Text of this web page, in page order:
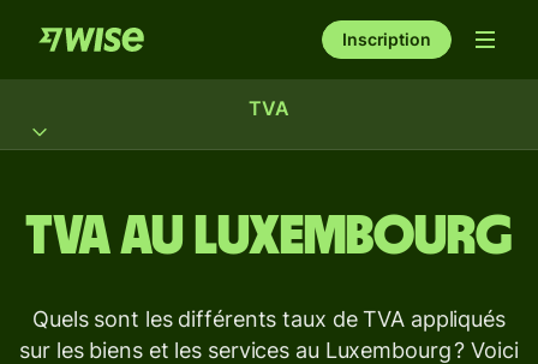
Inscription
TVA
TVA au Luxembourg
Quels sont les différents taux de TVA appliqués
sur les biens et les services au Luxembourg ? Voici